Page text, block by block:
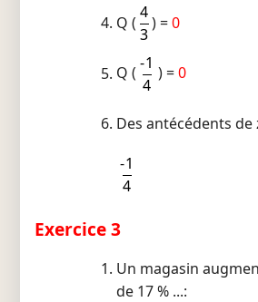
Q (
4
3
) =0
Q (
-1
4
) =0
Des antécédents de
-1
4
Exercice 3
Un magasin
de 17 % ...: